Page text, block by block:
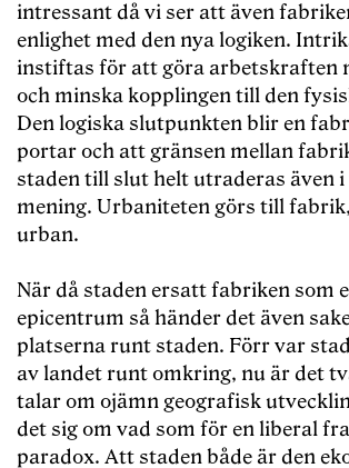
intressant då vi ser att även
enlighet med den nya logiken.
instiftas för att göra arbetskraften
och minska kopplingen till den
Den logiska slutpunkten blir en
portar och att gränsen mellan
staden till slut helt utraderas även
mening. Urbaniteten görs till
urban.
När då staden ersatt fabriken som
epicentrum så händer det även
platserna runt staden. Förr var
av landet runt omkring, nu är det
talar om ojämn geografisk
det sig om vad som för en liberal
paradox. Att staden både är den